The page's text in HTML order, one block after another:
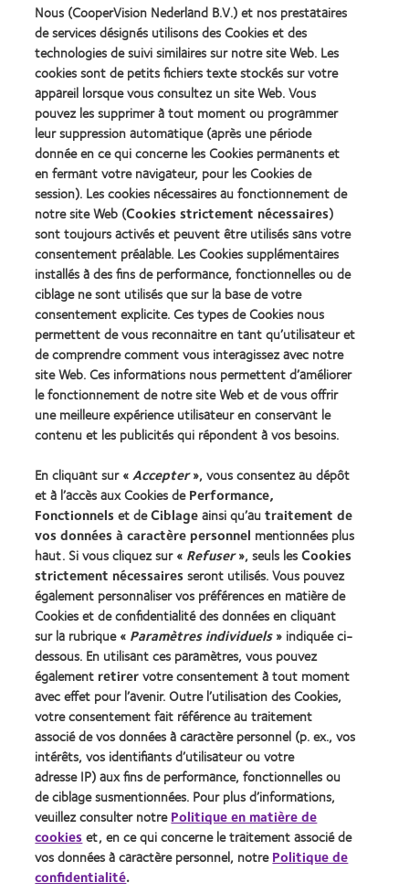
Learn
more
about
Récompense
Silmo
d’Or
du
meilleur
produit
pour
MyDay™
(2013)
Learn
more
about
Contact
Lens
Product
of
the
Year
(2013)
Learn
more
about
2012
&
2010
Best
Companies
for
Leaders
(2012)
Learn
more
about
2011
Best
Factory
Awards
(2011)
Learn
more
about
ODMA
2011
(2011)
Learn
more
about
2012
REBRAND
100®
Global
Award
(2012)
Nos produits
Technologie des lentilles de contact
Trouver un specialiste
Lentilles de contact et vision
Nouveau porteur
Porteur de longue date
À propos de CooperVision
Carrières
Actualites
Contact
Legal
Politique de confidentialité
Cookies
Nous (CooperVision Nederland B.V.) et nos prestataires
de services désignés utilisons des Cookies et des
technologies de suivi similaires sur notre site Web. Les
cookies sont de petits fichiers texte stockés sur votre
appareil lorsque vous consultez un site Web. Vous
pouvez les supprimer à tout moment ou programmer
leur suppression automatique (après une période
donnée en ce qui concerne les Cookies permanents et
en fermant votre navigateur, pour les Cookies de
session). Les cookies nécessaires au fonctionnement de
notre site Web (Cookies strictement nécessaires)
sont toujours activés et peuvent être utilisés sans votre
consentement préalable. Les Cookies supplémentaires
installés à des fins de performance, fonctionnelles ou de
ciblage ne sont utilisés que sur la base de votre
consentement explicite. Ces types de Cookies nous
permettent de vous reconnaitre en tant qu’utilisateur et
de comprendre comment vous interagissez avec notre
site Web. Ces informations nous permettent d’améliorer
le fonctionnement de notre site Web et de vous offrir
une meilleure expérience utilisateur en conservant le
contenu et les publicités qui répondent à vos besoins.
En cliquant sur «Accepter», vous consentez au dépôt
et à l’accès aux Cookies dePerformance,
Fonctionnelset deCiblageainsi qu’autraitement de
vos données à caractère personnel mentionnées plus
haut. Si vous cliquez sur « Refuser», seuls lesCookies
strictement nécessairesseront utilisés. Vous pouvez
également personnaliser vos préférences en matière de
Cookies et de confidentialité des données en cliquant
sur la rubrique « Paramètres individuels» indiquée ci-
dessous. En utilisant ces paramètres, vous pouvez
également retirervotre consentement à tout moment
avec effet pour l’avenir. Outre l’utilisation des Cookies,
votre consentement fait référence au traitement
associé de vos données à caractère personnel (p. ex., vos
intérêts, vos identifiants d’utilisateur ou votre
adresse IP) aux fins de performance, fonctionnelles ou
de ciblage susmentionnées. Pour plus d’informations,
veuillez consulter notrePolitique en matière de
cookieset, en ce qui concerne le traitement associé de
vos données à caractère personnel, notrePolitique de
confidentialité.